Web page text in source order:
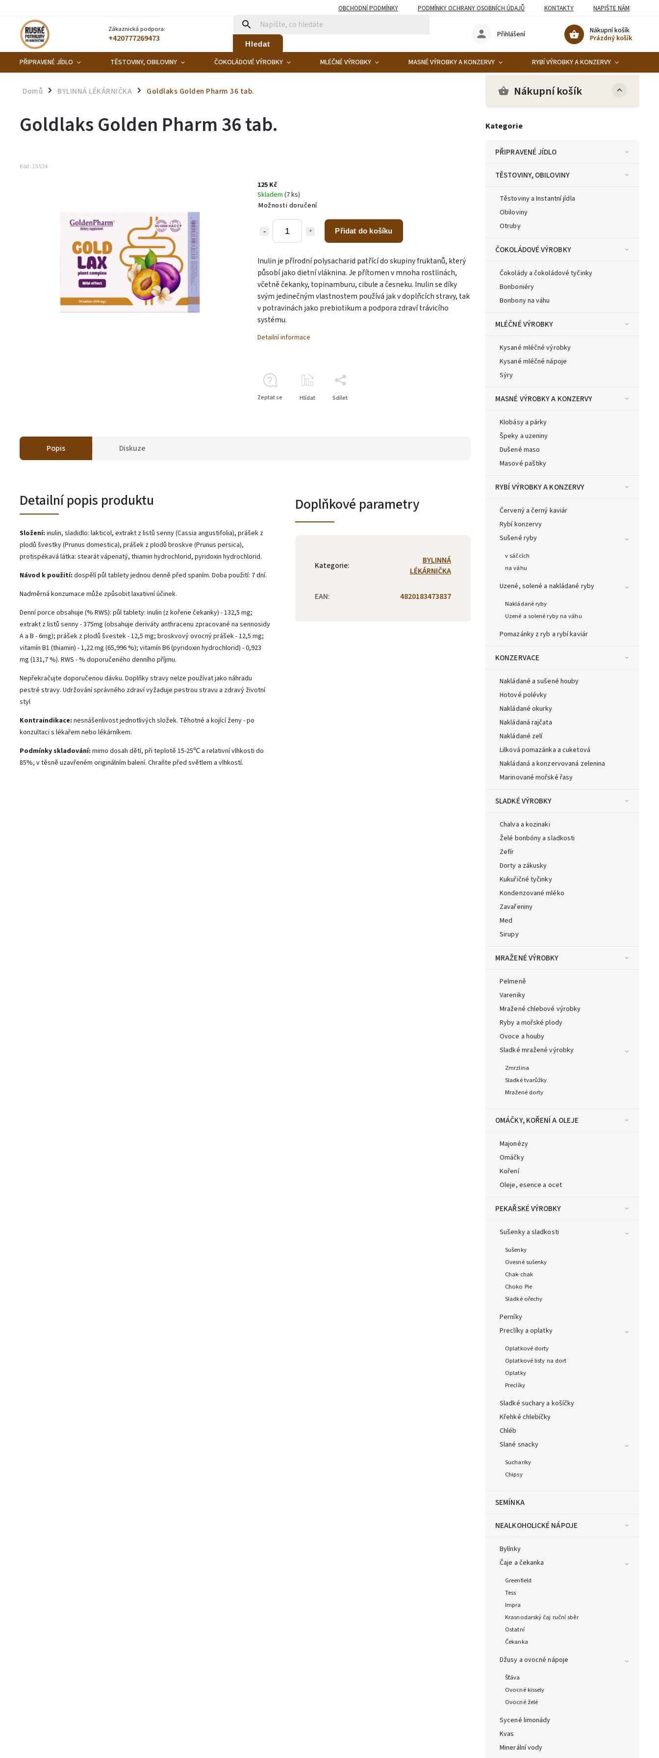
OBCHODNÍ PODMÍNKY PODMÍNKY OCHRANY OSOBNÍCH ÚDAJŮ KONTAKTY NAPIŠTE NÁM
Zákaznická podpora:
+420777269473 Hledat
Nákupní košík
Prázdný košík
Přihlášení
PŘIPRAVENÉ JÍDLO TĚSTOVINY, OBILOVINY ČOKOLÁDOVÉ VÝROBKY MLÉČNÉ VÝROBKY MASNÉ VÝROBKY A KONZERVY RYBÍ VÝROBKY A KONZERVY
Domů / BYLINNÁ LÉKÁRNIČKA / Goldlaks Golden Pharm 36 tab. Nákupní košík
Kategorie
PŘIPRAVENÉ JÍDLO
TĚSTOVINY, OBILOVINY
Těstoviny a Instantní jídla
Obiloviny
Otruby
ČOKOLÁDOVÉ VÝROBKY
Čokolády a čokoládové tyčinky
Bonboniéry
Bonbony na váhu
MLÉČNÉ VÝROBKY
Kysané mléčné výrobky
Kysané mléčné nápoje
Sýry
MASNÉ VÝROBKY A KONZERVY
Klobásy a párky
Špeky a uzeniny
Dušené maso
Masové paštiky
RYBÍ VÝROBKY A KONZERVY
Červený a černý kaviár
Rybí konzervy
Sušené ryby
v sáčcích
na váhu
Uzené, solené a nakládané ryby
Nakládané ryby
Uzené a solené ryby na váhu
Pomazánky z ryb a rybí kaviár
KONZERVACE
Nakládané a sušené houby
Hotové polévky
Nakládané okurky
Nakládaná rajčata
Nakládané zelí
Lilková pomazánka a cuketová
Nakládaná a konzervovaná zelenina
Marinované mořské řasy
SLADKÉ VÝROBKY
Chalva a kozinaki
Želé bonbóny a sladkosti
Zefír
Dorty a zákusky
Kukuřičné tyčinky
Kondenzované mléko
Zavařeniny
Med
Sirupy
MRAŽENÉ VÝROBKY
Pelmeně
Vareniky
Mražené chlebové výrobky
Ryby a mořské plody
Ovoce a houby
Sladké mražené výrobky
Zmrzlina
Sladké tvarůžky
Mražené dorty
OMÁČKY, KOŘENÍ A OLEJE
Majonézy
Omáčky
Koření
Oleje, esence a ocet
PEKAŘSKÉ VÝROBKY
Sušenky a sladkosti
Sušenky
Ovesné sušenky
Chak-chak
Choko Pie
Sladké ořechy
Perníky
Preclíky a oplatky
Oplatkové dorty
Oplatkové listy na dort
Oplatky
Preclíky
Sladké suchary a košíčky
Křehké chlebíčky
Chléb
Slané snacky
Suchariky
Chipsy
SEMÍNKA
NEALKOHOLICKÉ NÁPOJE
Bylínky
Čaje a čekanka
Greenfield
Tess
Impra
Krasnodarský čaj ruční sběr
Ostatní
Čekanka
Džusy a ovocné nápoje
Šťáva
Ovocné kissely
Ovocné želé
Sycené limonády
Kvas
Minerální vody
Goldlaks Golden Pharm 36 tab.
Kód: 15534
125 Kč
Skladem (7 ks)
Možnosti doručení
Přidat do košíku
Inulin je přírodní polysacharid patřící do skupiny fruktanů, který
působí jako dietní vláknina. Je přítomen v mnoha rostlinách,
včetně čekanky, topinamburu, cibule a česneku. Inulin se díky
svým jedinečným vlastnostem používá jak v doplňcích stravy, tak
v potravinách jako prebiotikum a podpora zdraví trávicího
systému.
Detailní informace
Zeptat se Hlídat Sdílet
Popis Diskuze
Detailní popis produktu
Složení: inulin, sladidlo: lakticol, extrakt z listů senny (Cassia angustifolia), prášek z
plodů švestky (Prunus domestica), prášek z plodů broskve (Prunus persica),
protispékavá látka: stearát vápenatý, thiamin hydrochlorid, pyridoxin hydrochlorid.
Návod k použití: dospělí půl tablety jednou denně před spaním. Doba použití: 7 dní.
Nadměrná konzumace může způsobit laxativní účinek.
Denní porce obsahuje (% RWS): půl tablety: inulin (z kořene čekanky) - 132,5 mg;
extrakt z listů senny - 375mg (obsahuje deriváty anthracenu zpracované na sennosidy
A a B - 6mg); prášek z plodů švestek - 12,5 mg; broskvový ovocný prášek - 12,5 mg;
vitamín B1 (thiamin) - 1,22 mg (65,996 %); vitamín B6 (pyridoxin hydrochlorid) - 0,923
mg (131,7 %). RWS - % doporučeného denního příjmu.
Nepřekračujte doporučenou dávku. Doplňky stravy nelze používat jako náhradu
pestré stravy. Udržování správného zdraví vyžaduje pestrou stravu a zdravý životní
styl
Kontraindikace: nesnášenlivost jednotlivých složek. Těhotné a kojící ženy - po
konzultaci s lékařem nebo lékárníkem.
Podmínky skladování: mimo dosah dětí, při teplotě 15-25℃ a relativní vlhkosti do
85%, v těsně uzavřeném originálním balení. Chraňte před světlem a vlhkostí.
Doplňkové parametry
Kategorie:
BYLINNÁ
LÉKÁRNIČKA
EAN: 4820183473837